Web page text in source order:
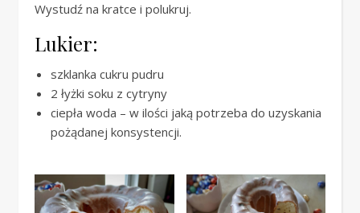
Wystudź na kratce i polukruj.
Lukier:
szklanka cukru pudru
2 łyżki soku z cytryny
ciepła woda – w ilości jaką potrzeba do uzyskania
pożądanej konsystencji.